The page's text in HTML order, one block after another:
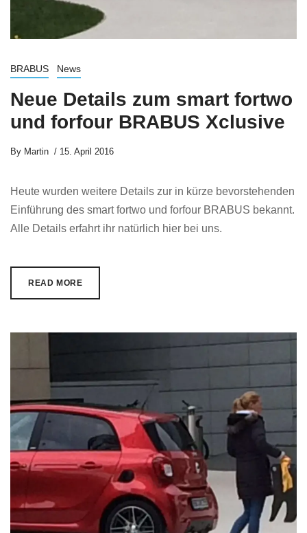
BRABUS News
Neue Details zum smart fortwo
und forfour BRABUS Xclusive
By Martin 15. April 2016
Heute wurden weitere Details zur in kürze bevorstehenden
Einführung des smart fortwo und forfour BRABUS bekannt.
Alle Details erfahrt ihr natürlich hier bei uns.
READ MORE